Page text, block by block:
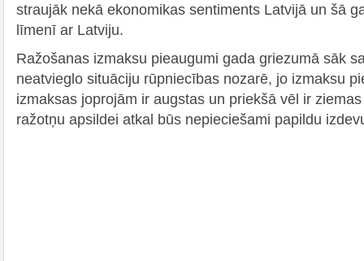
straujāk nekā ekonomikas sentiments Latvijā un šā
līmenī ar Latviju.
Ražošanas izmaksu pieaugumi gada griezumā sāk
neatvieglo situāciju rūpniecības nozarē, jo izmaksu
izmaksas joprojām ir augstas un priekšā vēl ir
ražotņu apsildei atkal būs nepieciešami papildu